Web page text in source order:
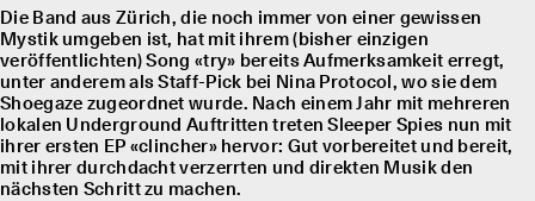
Die Band aus Zürich, die noch immer von einer gewissen
Mystik umgeben ist, hat mit ihrem (bisher einzigen
veröffentlichten) Song «try» bereits Aufmerksamkeit erregt,
unter anderem als Staff-Pick bei Nina Protocol, wo sie dem
Shoegaze zugeordnet wurde. Nach einem Jahr mit mehreren
lokalen Underground Auftritten treten Sleeper Spies nun mit
ihrer ersten EP «clincher» hervor: Gut vorbereitet und bereit,
mit ihrer durchdacht verzerrten und direkten Musik den
nächsten Schritt zu machen.